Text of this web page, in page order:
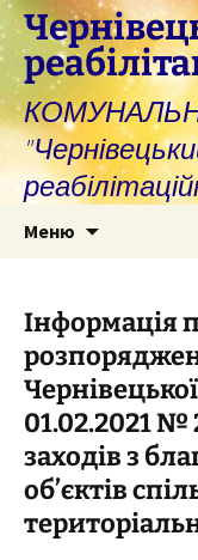
Перейти
до
вмісту
Меню
Інформація
01.02.2021 №
заходів з
об’єктів